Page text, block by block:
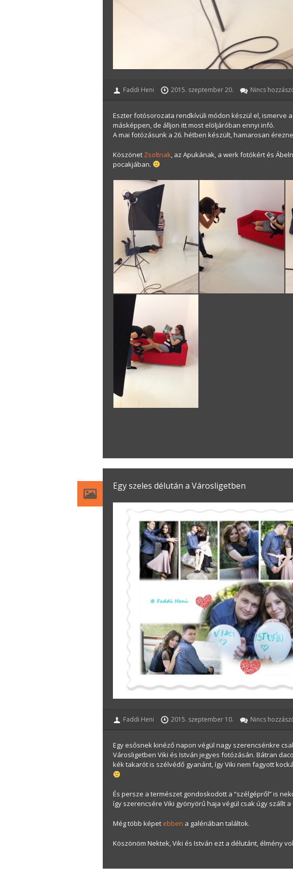
Faddi Heni 2015. szeptember 20. Nincs
Eszter fotósorozata rendkívüli módon készül el, ismerve
másképpen, de álljon itt most elöljáróban ennyi infó.
A mai fotózásunk a 26. hétben készült, hamarosan
Köszönet Zsoltnak, az Apukának, a werk fotókért és
pocakjában.
Egy szeles délután a Városligetben
Faddi Heni 2015. szeptember 10. Nincs
Egy esősnek kinéző napon végül nagy szerencsénkre
Városligetben Viki és István jegyes fotózásán. Bátran
kék takarót is szélvédő gyanánt, így Viki nem fagyott
És persze a természet gondoskodott a “szélgépről” is
így szerencsére Viki gyönyörű haja végül csak úgy szállt a
Még több képet ebben a galériában találtok.
Köszönöm Nektek, Viki és István ezt a délutánt, élmény